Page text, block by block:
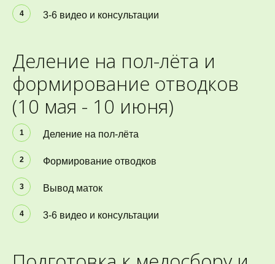
3-6 видео и консультации
Деление на пол-лёта и
формирование отводков
(10 мая - 10 июня)
Деление на пол-лёта
Формирование отводков
Вывод маток
3-6 видео и консультации